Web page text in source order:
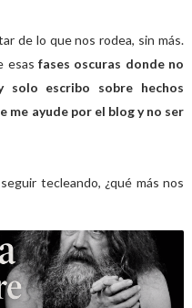
de lo que nos rodea, sin más.
esasfases oscuras donde no
solo escribo sobre hechos
ayude por el blog y no ser
tecleando, ¿qué más nos